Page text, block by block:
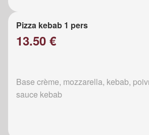
Pizza kebab 1 pers
13.50 €
Base crème, mozzarella, kebab,
sauce kebab